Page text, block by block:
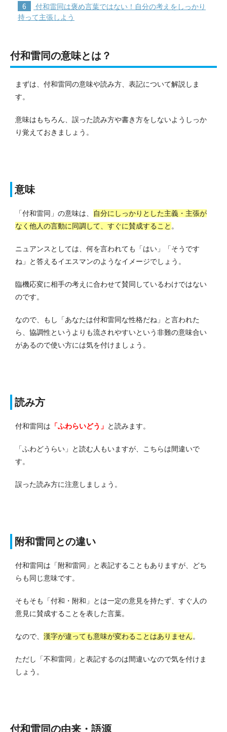
6
付和雷同は褒め言葉ではない！自分の考えをしっかり
持って主張しよう
付和雷同の意味とは？
まずは、付和雷同の意味や読み方、表記について解説しま
す。
意味はもちろん、誤った読み方や書き方をしないようしっか
り覚えておきましょう。
意味
「付和雷同」の意味は、
自分にしっかりとした主義・主張が
なく他人の言動に同調して、すぐに賛成すること 。
ニュアンスとしては、何を言われても「はい」「そうです
ね」と答えるイエスマンのようなイメージでしょう。
臨機応変に相手の考えに合わせて賛同しているわけではない
のです。
なので、もし「あなたは付和雷同な性格だね」と言われた
ら、協調性というよりも流されやすいという非難の意味合い
があるので使い方には気を付けましょう。
読み方
付和雷同は 「ふわらいどう」 と読みます。
「ふわどうらい」と読む人もいますが、こちらは間違いで
す。
誤った読み方に注意しましょう。
附和雷同との違い
付和雷同は「附和雷同」と表記することもありますが、どち
らも同じ意味です。
そもそも「付和・附和」とは一定の意見を持たず、すぐ人の
意見に賛成することを表した言葉。
なので、 漢字が違っても意味が変わることはありません。
ただし「不和雷同」と表記するのは間違いなので気を付けま
しょう。
付和雷同の由来・語源